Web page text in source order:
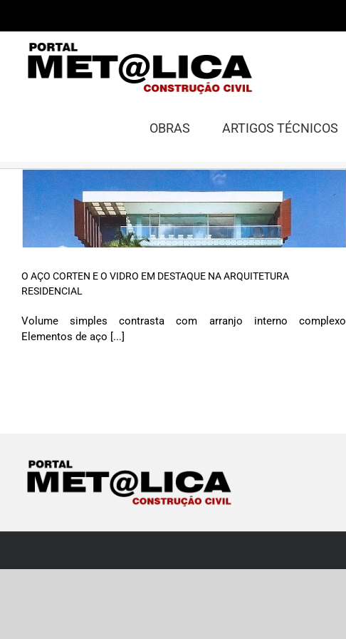
conteúdo
OBRAS ARTIGOS TÉCNICOS
O AÇO CORTEN E O VIDRO EM DESTAQUE NA ARQUITETURA
RESIDENCIAL
Volume simples contrasta com arranjo interno complexo
Elementos de aço [...]